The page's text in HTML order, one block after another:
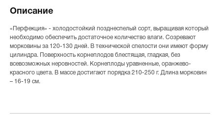
Описание
«Перфекция» - холодостойкий позднеспелый сорт, выращивая который
необходимо обеспечить достаточное количество влаги. Созревают
морковины за 120-130 дней. В технической спелости они имеют форму
цилиндра. Поверхность корнеплодов блестящая, гладкая, без
всевозможных неровностей. Корнеплоды уравненные, оранжево-
красного цвета. В массе достигают порядка 210-250 г. Длина морковин
– 16-19 см.